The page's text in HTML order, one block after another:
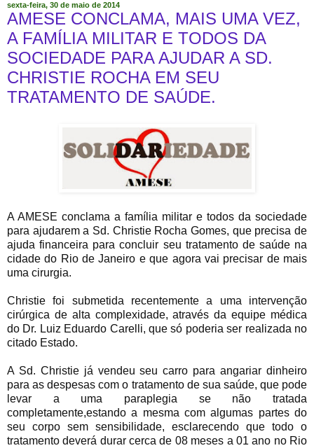
sexta-feira, 30 de maio de 2014
AMESE CONCLAMA, MAIS UMA VEZ,
A FAMÍLIA MILITAR E TODOS DA
SOCIEDADE PARA AJUDAR A SD.
CHRISTIE ROCHA EM SEU
TRATAMENTO DE SAÚDE.
A AMESE conclama a família militar e todos da sociedade
para ajudarem a Sd. Christie Rocha Gomes, que precisa de
ajuda financeira para concluir seu tratamento de saúde na
cidade do Rio de Janeiro e que agora vai precisar de mais
uma cirurgia.
Christie foi submetida recentemente a uma intervenção
cirúrgica de alta complexidade, através da equipe médica
do Dr. Luiz Eduardo Carelli, que só poderia ser realizada no
citado Estado.
A Sd. Christie já vendeu seu carro para angariar dinheiro
para as despesas com o tratamento de sua saúde, que pode
levar a uma paraplegia se não tratada
completamente,estando a mesma com algumas partes do
seu corpo sem sensibilidade, esclarecendo que todo o
tratamento deverá durar cerca de 08 meses a 01 ano no Rio